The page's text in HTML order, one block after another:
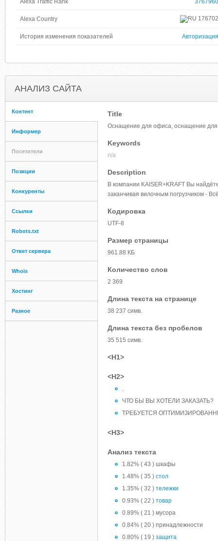
Alexa Traffic Rank 3767960
Alexa Country 176702
История изменения показателей Авторизация
АНАЛИЗ САЙТА
Контент
Информер
Посетители
Позиции
Конкуренты
Ссылки
Robots.txt
Ответ сервера
Whois
Хостинг
Разное
Title
Оснащение для офиса, оснащение
Keywords
n/a
Description
В компании KAISER+KRAFT Вы
заканчивая вилочным погрузчиком -
Кодировка
UTF-8
Размер страницы
961.88 КБ
Количество слов
2 369
Длина текста на странице
38 237 симв.
Длина текста без пробелов
35 515 симв.
<H1>
<H2>
.
ЧТО БЫ ВЫ ХОТЕЛИ ЗАКАЗАТЬ?
ТРЕБУЕТСЯ
<H3>
Анализ текста
1.82% ( 43 ) шкафы
1.48% ( 35 ) стол
1.35% ( 32 ) тележки
0.93% ( 22 ) товар
0.89% ( 21 ) мусора
0.84% ( 20 ) принадлежности
0.80% ( 19 ) защита